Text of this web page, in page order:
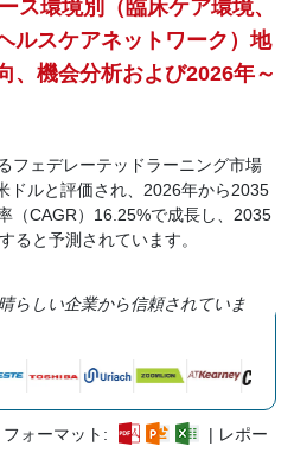
ス環境別（臨床ケア環境、
ルスケアネットワーク）地
、機会分析および2026年～
フェデレーテッドラーニング市場
ドルと評価され、2026年から2035
（CAGR）16.25%で成長し、2035
ると予測されています。
らしい企業から信頼されていま
ォーマット:
| レポー